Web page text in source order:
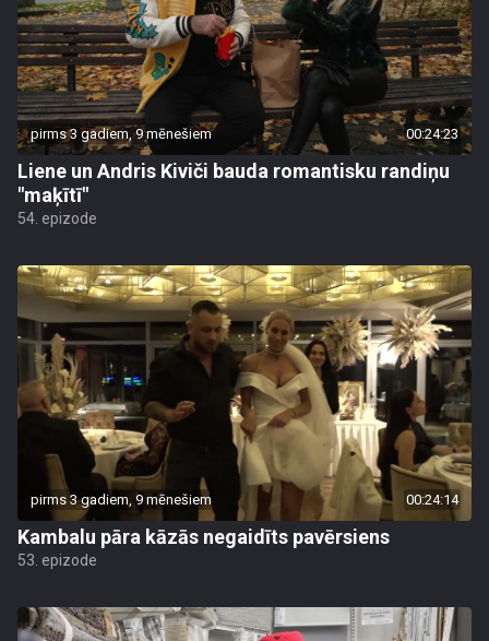
pirms 3 gadiem, 9 mēnešiem 00:24:23
Liene un Andris Kiviči bauda romantisku randiņu
"maķītī"
54. epizode
pirms 3 gadiem, 9 mēnešiem 00:24:14
Kambalu pāra kāzās negaidīts pavērsiens
53. epizode